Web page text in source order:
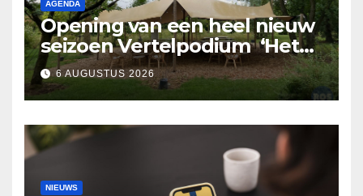
AGENDA
Opening van een heel nieuw
seizoen Vertelpodium ‘Het
Lopende Vuur’. Landelijke
verhalen in Bomentuin D’n
Hooidonk
6 AUGUSTUS 2026
NIEUWS